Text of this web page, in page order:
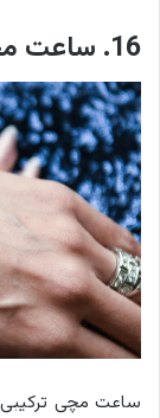
16. ساعت مچی
ساعت مچی ترکیبی